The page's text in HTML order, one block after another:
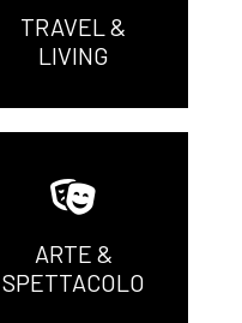
TRAVEL &
LIVING
ARTE &
SPETTACOLO